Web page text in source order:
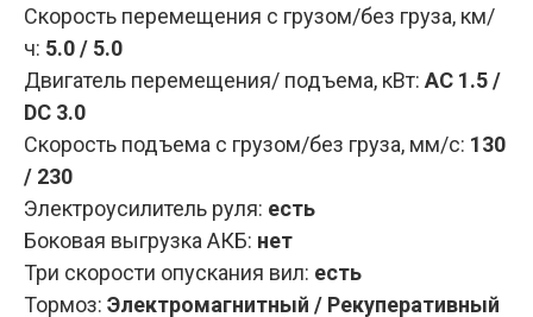
Скорость перемещения с грузом/без груза, км/
ч: 5.0 / 5.0
Двигатель перемещения/ подъема, кВт: AC 1.5 /
DC 3.0
Скорость подъема с грузом/без груза, мм/с: 130
/ 230
Электроусилитель руля: есть
Боковая выгрузка АКБ: нет
Три скорости опускания вил: есть
Тормоз: Электромагнитный / Рекуперативный